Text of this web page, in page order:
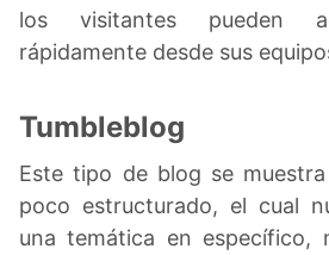
los visitantes pueden
rápidamente desde sus
Tumbleblog
Este tipo de blog se
poco estructurado, el cual
una temática en específico,